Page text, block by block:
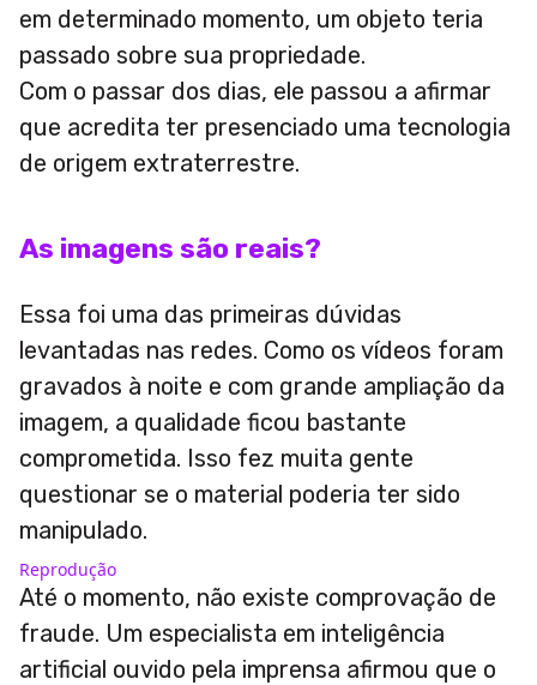
em determinado momento, um objeto teria
passado sobre sua propriedade.
Com o passar dos dias, ele passou a afirmar
que acredita ter presenciado uma tecnologia
de origem extraterrestre.
As imagens são reais?
Essa foi uma das primeiras dúvidas
levantadas nas redes. Como os vídeos foram
gravados à noite e com grande ampliação da
imagem, a qualidade ficou bastante
comprometida. Isso fez muita gente
questionar se o material poderia ter sido
manipulado.
Reprodução
Até o momento, não existe comprovação de
fraude. Um especialista em inteligência
artificial ouvido pela imprensa afirmou que o